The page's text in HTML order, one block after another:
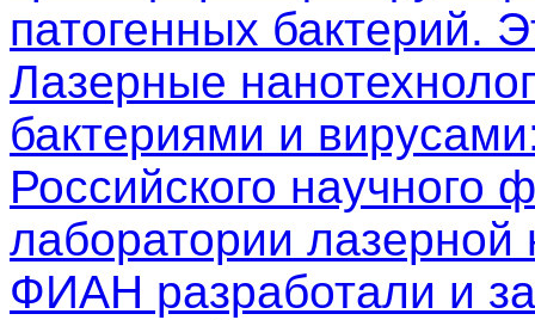
патогенных бактерий.
Лазерные
бактериями и вирусами
Российского
лаборатории
ФИАН разработали и